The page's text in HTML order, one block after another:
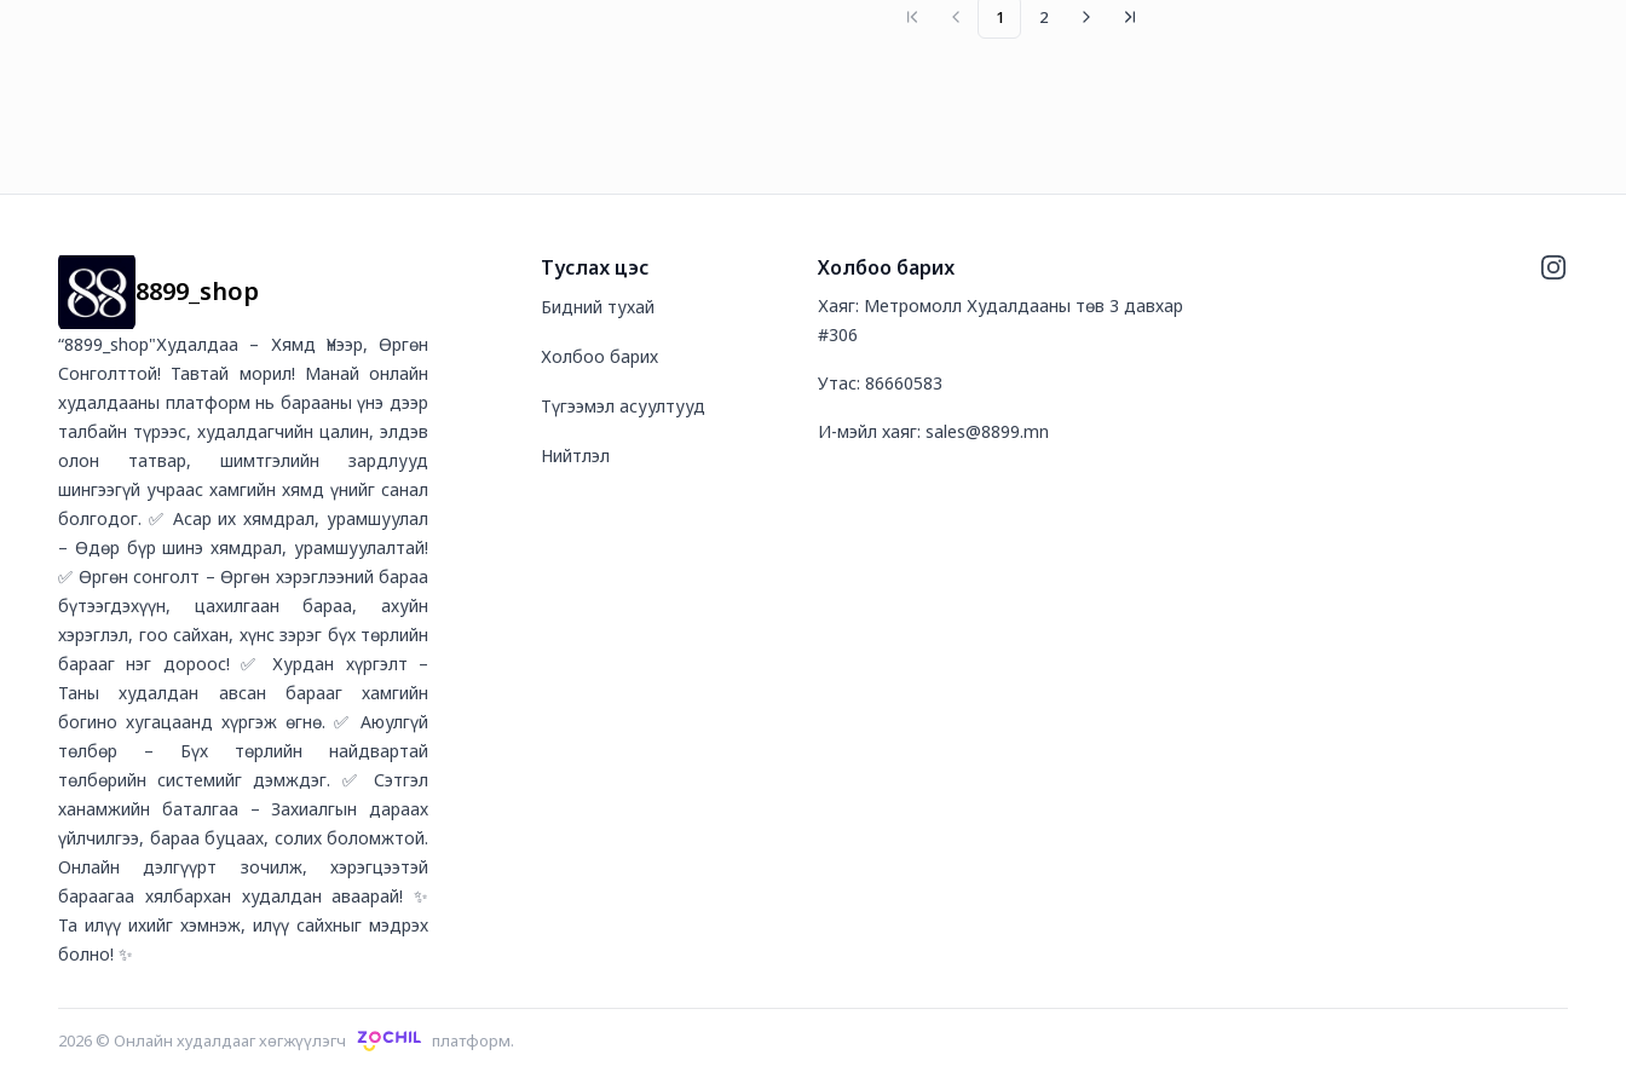
Гар Угаах Шингэн 2л
1 2
8899_shop
“8899_shop"Худалдаа – Хямд Үнээр, Өргөн
Сонголттой! Тавтай морил! Манай онлайн
худалдааны платформ нь барааны үнэ дээр
талбайн түрээс, худалдагчийн цалин, элдэв
олон татвар, шимтгэлийн зардлууд
шингээгүй учраас хамгийн хямд үнийг санал
болгодог. ✅ Асар их хямдрал, урамшуулал
– Өдөр бүр шинэ хямдрал, урамшуулалтай!
✅ Өргөн сонголт – Өргөн хэрэглээний бараа
бүтээгдэхүүн, цахилгаан бараа, ахуйн
хэрэглэл, гоо сайхан, хүнс зэрэг бүх төрлийн
барааг нэг дороос! ✅ Хурдан хүргэлт –
Таны худалдан авсан барааг хамгийн
богино хугацаанд хүргэж өгнө. ✅ Аюулгүй
төлбөр – Бүх төрлийн найдвартай
төлбөрийн системийг дэмждэг. ✅ Сэтгэл
ханамжийн баталгаа – Захиалгын дараах
үйлчилгээ, бараа буцаах, солих боломжтой.
Онлайн дэлгүүрт зочилж, хэрэгцээтэй
бараагаа хялбархан худалдан аваарай! ✨
Та илүү ихийг хэмнэж, илүү сайхныг мэдрэх
болно! ✨
Туслах цэс
Бидний тухай
Холбоо барих
Түгээмэл асуултууд
Нийтлэл
Холбоо барих
Хаяг: Метромолл Худалдааны төв 3 давхар
#306
Утас: 86660583
И-мэйл хаяг: sales@8899.mn
2026 © Онлайн худалдааг хөгжүүлэгч платформ.